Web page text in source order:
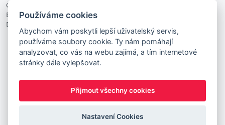
Členské organizace
Blog
Digitalizace ve vzdělávání
DigiKoalice 2021. All rights reserved
Vstup do administrace
This project has received funding from the European
Commission Innovation and Networks Executive Agency (now
Commission and the European Commission is not responsible
Používáme cookies
Abychom vám poskytli lepší uživatelský servis,
používáme soubory cookie. Ty nám pomáhají
analyzovat, co vás na webu zajímá, a tím internetové
stránky dále vylepšovat.
Přijmout všechny cookies
Nastavení Cookies